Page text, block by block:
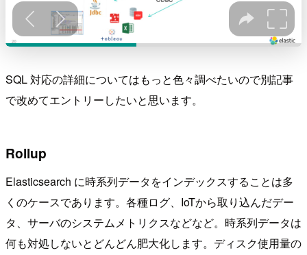
SQL 対応の詳細についてはもっと色々調べたいので別記事
で改めてエントリーしたいと思います。
Rollup
Elasticsearch に時系列データをインデックスすることは多
くのケースであります。各種ログ、IoTから取り込んだデー
タ、サーバのシステムメトリクスなどなど。時系列データは
何も対処しないとどんどん肥大化します。ディスク使用量の